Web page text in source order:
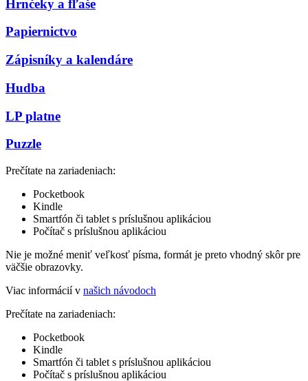
Hrnčeky a fľaše
Papiernictvo
Zápisníky a kalendáre
Hudba
LP platne
Puzzle
Prečítate na zariadeniach:
Pocketbook
Kindle
Smartfón či tablet s príslušnou aplikáciou
Počítač s príslušnou aplikáciou
Nie je možné meniť veľkosť písma, formát je preto vhodný skôr pre
väčšie obrazovky.
Viac informácií v našich návodoch
Prečítate na zariadeniach:
Pocketbook
Kindle
Smartfón či tablet s príslušnou aplikáciou
Počítač s príslušnou aplikáciou